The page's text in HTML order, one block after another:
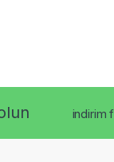
indirim